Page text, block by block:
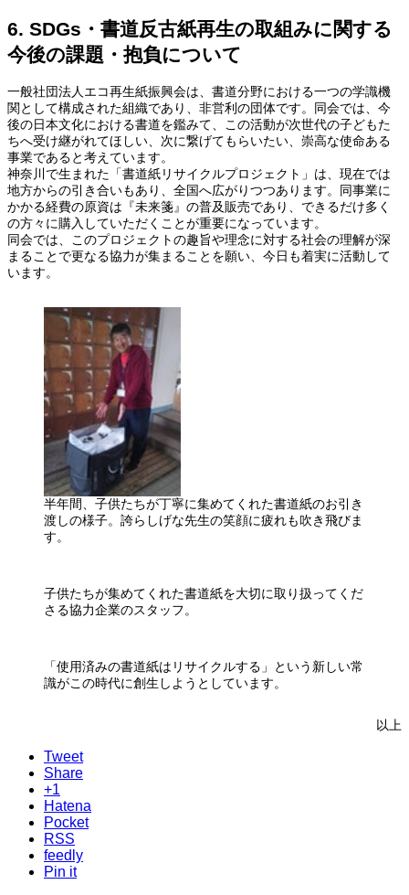
6. SDGs・書道反古紙再生の取組みに関する
今後の課題・抱負について
一般社団法人エコ再生紙振興会は、書道分野における一つの学識機
関として構成された組織であり、非営利の団体です。同会では、今
後の日本文化における書道を鑑みて、この活動が次世代の子どもた
ちへ受け継がれてほしい、次に繋げてもらいたい、崇高な使命ある
事業であると考えています。
神奈川で生まれた「書道紙リサイクルプロジェクト」は、現在では
地方からの引き合いもあり、全国へ広がりつつあります。同事業に
かかる経費の原資は『未来箋』の普及販売であり、できるだけ多く
の方々に購入していただくことが重要になっています。
同会では、このプロジェクトの趣旨や理念に対する社会の理解が深
まることで更なる協力が集まることを願い、今日も着実に活動して
います。
半年間、子供たちが丁寧に集めてくれた書道紙のお引き
渡しの様子。誇らしげな先生の笑顔に疲れも吹き飛びま
す。
子供たちが集めてくれた書道紙を大切に取り扱ってくだ
さる協力企業のスタッフ。
「使用済みの書道紙はリサイクルする」という新しい常
識がこの時代に創生しようとしています。
以上
Tweet
Share
+1
Hatena
Pocket
RSS
feedly
Pin it